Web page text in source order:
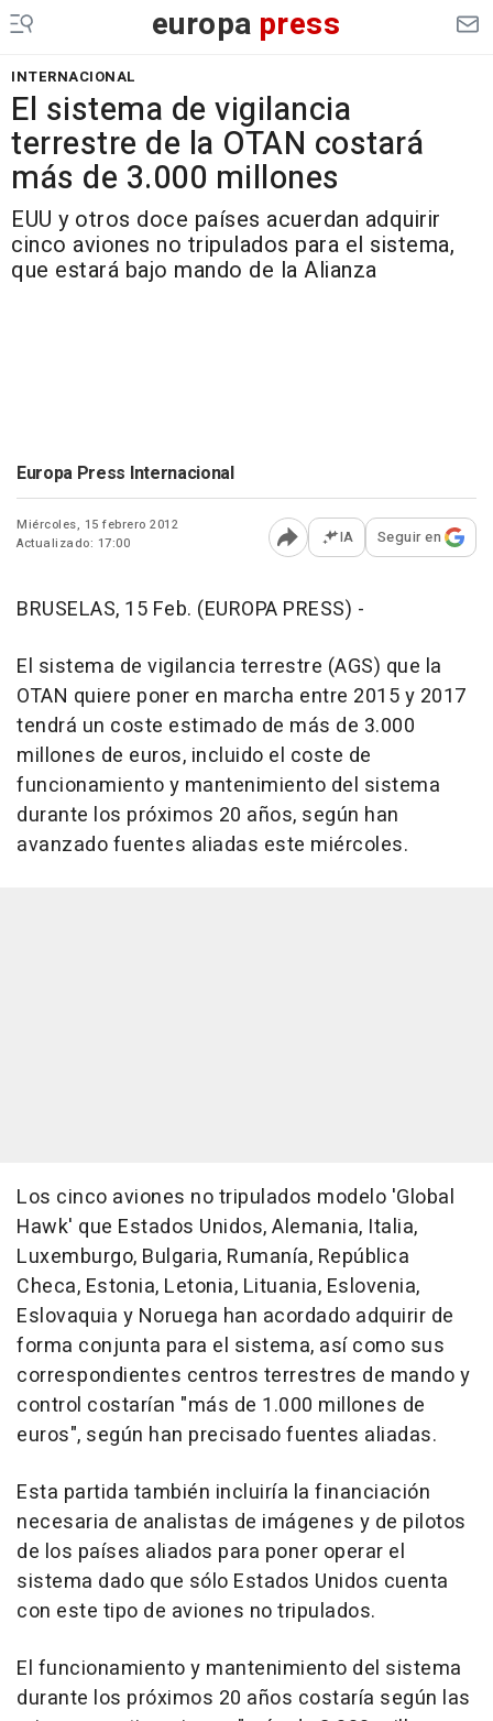
europa press
INTERNACIONAL
El sistema de vigilancia
terrestre de la OTAN costará
más de 3.000 millones
EUU y otros doce países acuerdan adquirir
cinco aviones no tripulados para el sistema,
que estará bajo mando de la Alianza
Europa Press Internacional
Miércoles, 15 febrero 2012
Actualizado: 17:00
Abrir opciones para
IA Seguir en
BRUSELAS, 15 Feb. (EUROPA PRESS) -
El sistema de vigilancia terrestre (AGS) que la
OTAN quiere poner en marcha entre 2015 y 2017
tendrá un coste estimado de más de 3.000
millones de euros, incluido el coste de
funcionamiento y mantenimiento del sistema
durante los próximos 20 años, según han
avanzado fuentes aliadas este miércoles.
Los cinco aviones no tripulados modelo 'Global
Hawk' que Estados Unidos, Alemania, Italia,
Luxemburgo, Bulgaria, Rumanía, República
Checa, Estonia, Letonia, Lituania, Eslovenia,
Eslovaquia y Noruega han acordado adquirir de
forma conjunta para el sistema, así como sus
correspondientes centros terrestres de mando y
control costarían "más de 1.000 millones de
euros", según han precisado fuentes aliadas.
Esta partida también incluiría la financiación
necesaria de analistas de imágenes y de pilotos
de los países aliados para poner operar el
sistema dado que sólo Estados Unidos cuenta
con este tipo de aviones no tripulados.
El funcionamiento y mantenimiento del sistema
durante los próximos 20 años costaría según las